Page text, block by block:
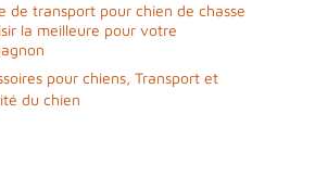
de transport pour chien de chasse
la meilleure pour votre
pour chiens, Transport et
du chien